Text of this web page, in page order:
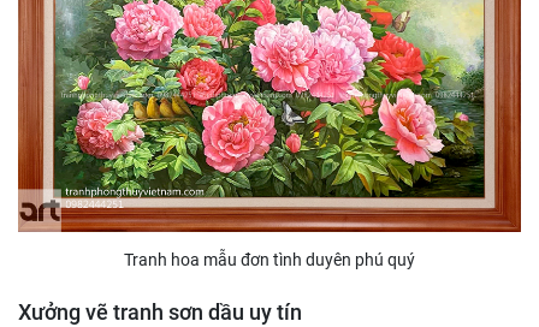
Tranh hoa mẫu đơn tình duyên phú quý
Xưởng vẽ tranh sơn dầu uy tín